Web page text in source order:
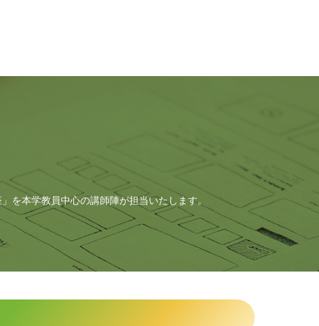
を本学教員中心の講師陣が担当いたします。